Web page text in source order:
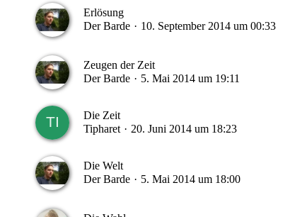
Erlösung
Der Barde 10. September 2014 um 00:33
Zeugen der Zeit
Der Barde 5. Mai 2014 um 19:11
Die Zeit
Tipharet 20. Juni 2014 um 18:23
Die Welt
Der Barde 5. Mai 2014 um 18:00